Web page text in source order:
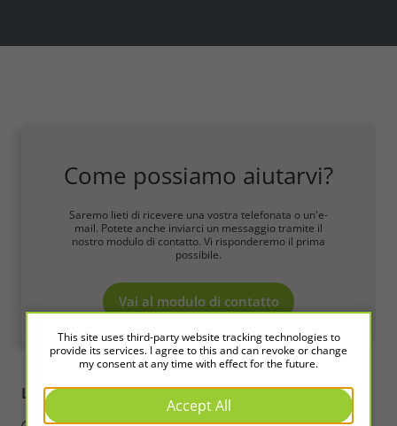
Come possiamo aiutarvi?
Saremo lieti di ricevere una vostra telefonata o un'e-
mail. Potete anche inviarci un messaggio tramite il
nostro modulo di contatto. Vi risponderemo il prima
possibile.
Vai al modulo di contatto
LED2WORKIntelligence in Light
This site uses third-party website tracking technologies to
provide its services. I agree to this and can revoke or change
my consent at any time with effect for the future.
Accept All